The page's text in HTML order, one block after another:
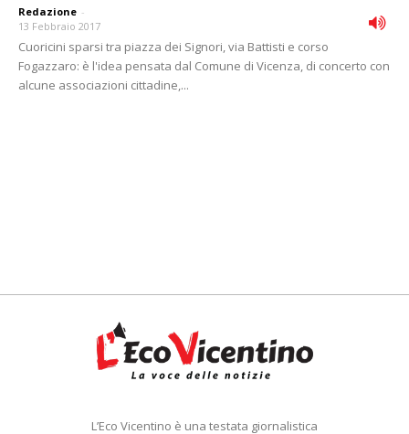
Redazione -
13 Febbraio 2017
Cuoricini sparsi tra piazza dei Signori, via Battisti e corso
Fogazzaro: è l'idea pensata dal Comune di Vicenza, di concerto con
alcune associazioni cittadine,...
L’Eco Vicentino è una testata giornalistica